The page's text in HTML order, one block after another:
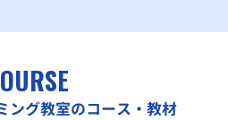
ング教室のコース・教材